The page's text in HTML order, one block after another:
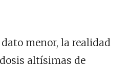
menor, la realidad
altísimas de